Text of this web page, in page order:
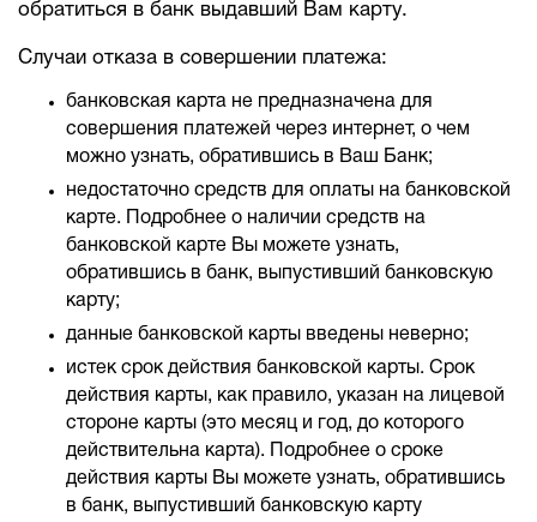
обратиться в банк выдавший Вам карту.
Случаи отказа в совершении платежа:
банковская карта не предназначена для
совершения платежей через интернет, о чем
можно узнать, обратившись в Ваш Банк;
недостаточно средств для оплаты на банковской
карте. Подробнее о наличии средств на
банковской карте Вы можете узнать,
обратившись в банк, выпустивший банковскую
карту;
данные банковской карты введены неверно;
истек срок действия банковской карты. Срок
действия карты, как правило, указан на лицевой
стороне карты (это месяц и год, до которого
действительна карта). Подробнее о сроке
действия карты Вы можете узнать, обратившись
в банк, выпустивший банковскую карту